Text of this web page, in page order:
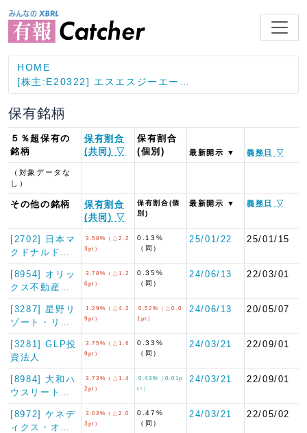
HOME
[株主:E20322] エスエスジーエー…
保有銘柄
５％超保有の
銘柄
保有割合
(共同) ▽
保有割合
(個別)
最新開示 ▼ 義務日 ▽
（対象データな
し）
その他の銘柄
保有割合
(共同) ▽
保有割合(個
別)
最新開示 ▼ 義務日 ▽
[2702] 日本マ
クドナルド…
3.58%（△2.2
3pt）
0.13%
（同）
25/01/22 25/01/15
[8954] オリッ
クス不動産…
3.78%（△1.2
6pt）
0.35%
（同）
24/06/13 22/03/01
[3287] 星野リ
ゾート・リ…
1.29%（△4.2
9pt）
0.52%（△0.0
1pt）
24/06/13 20/05/07
[3281] GLP投
資法人
3.75%（△1.6
9pt）
0.33%
（同）
24/03/21 22/09/01
[8984] 大和ハ
ウスリート…
3.73%（△1.4
2pt）
0.43%（0.01p
t↑）
24/03/21 22/09/01
[8972] ケネデ
ィクス・オ…
3.03%（△2.0
3pt）
0.47%
（同）
24/03/21 22/05/02